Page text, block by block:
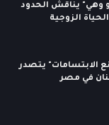
وهي" يناقش الحدود
الزوجية
الابتسامات" يتصدر
في مصر